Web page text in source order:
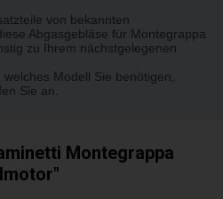
von bekannten
Abgasgebläse für Montegrappa
zu Ihrem nächstgelegenen
Modell Sie benötigen,
Sie an.
Montegrappa